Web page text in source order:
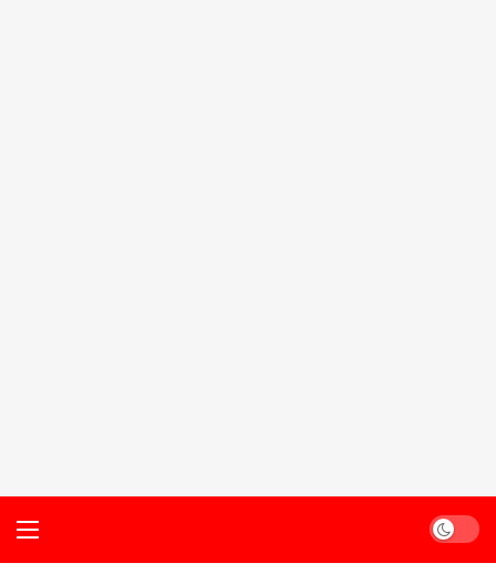
Dark